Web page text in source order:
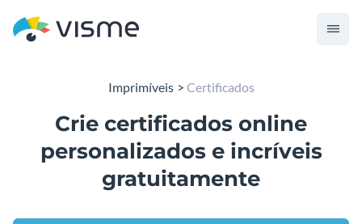
Imprimíveis Certificados
Crie certificados online
personalizados e incríveis
gratuitamente